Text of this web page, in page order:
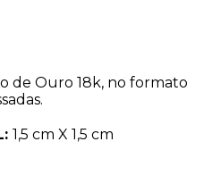
de Ouro 18k, no formato
1,5 cm X 1,5 cm